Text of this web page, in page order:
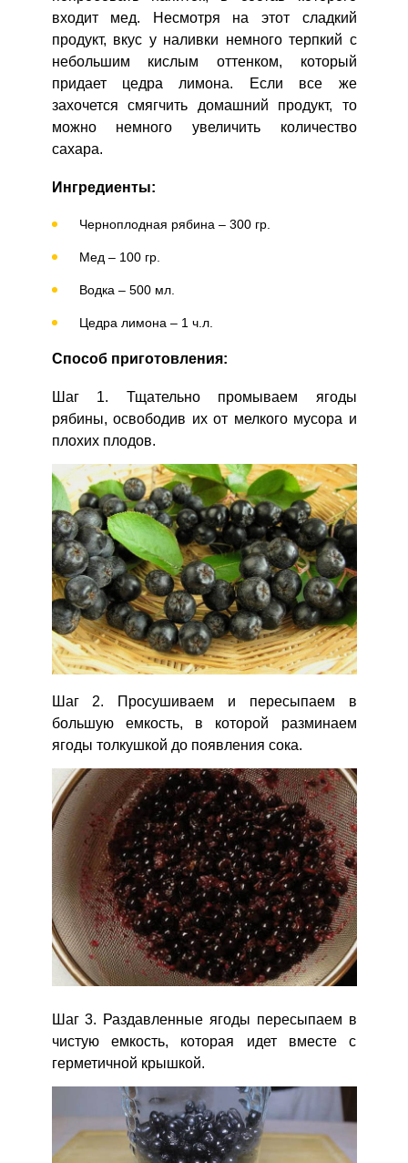
входит мед. Несмотря на этот сладкий
продукт, вкус у наливки немного терпкий с
небольшим кислым оттенком, который
придает цедра лимона. Если все же
захочется смягчить домашний продукт, то
можно немного увеличить количество
сахара.
Ингредиенты:
Черноплодная рябина – 300 гр.
Мед – 100 гр.
Водка – 500 мл.
Цедра лимона – 1 ч.л.
Способ приготовления:
Шаг 1. Тщательно промываем ягоды
рябины, освободив их от мелкого мусора и
плохих плодов.
Шаг 2. Просушиваем и пересыпаем в
большую емкость, в которой разминаем
ягоды толкушкой до появления сока.
Шаг 3. Раздавленные ягоды пересыпаем в
чистую емкость, которая идет вместе с
герметичной крышкой.
Запомнить меня
ВХОД
Как приготовить наливку из черноплодной рябины?
Начинаем со сбора ягод. Лучше всего этим заниматься
в первые осенние дни, когда температура только
начинает опускаться ниже нуля. Если вы все же
собрали ягоды раньше, то нужно поместить их в
Отправляя эту форму, вы соглашаетесь сПравилами сайта
Политикой конфиденциальности,Политикой обработки
ОТПРАВИТЬ СООБЩЕНИЕ